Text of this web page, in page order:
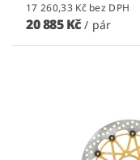
17 260,33 Kč bez DPH
20 885 Kč/ pár